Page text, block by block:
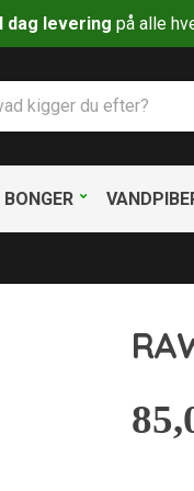
dag levering på alle
BONGER